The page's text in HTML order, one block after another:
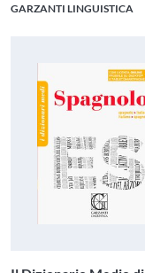
GARZANTI LINGUISTICA